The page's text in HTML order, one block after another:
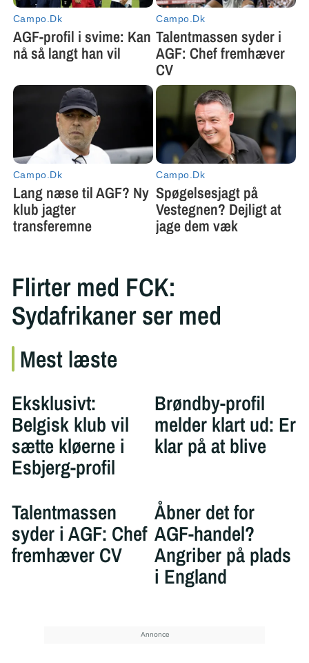
Flirter med FCK:
Sydafrikaner ser med
Mest læste
Eksklusivt:
Belgisk klub vil
sætte kløerne i
Esbjerg-profil
Brøndby-profil
melder klart ud: Er
klar på at blive
Talentmassen
syder i AGF: Chef
fremhæver CV
Åbner det for
AGF-handel?
Angriber på plads
i England